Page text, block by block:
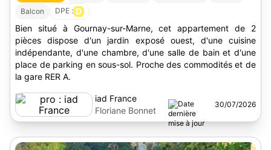
Balcon
DPE : D
Bien situé à Gournay-sur-Marne, cet appartement de 2
pièces dispose d'un jardin exposé ouest, d'une cuisine
indépendante, d'une chambre, d'une salle de bain et d'une
place de parking en sous-sol. Proche des commodités et de
la gare RER A.
iad France
Floriane Bonnet
30/07/2026